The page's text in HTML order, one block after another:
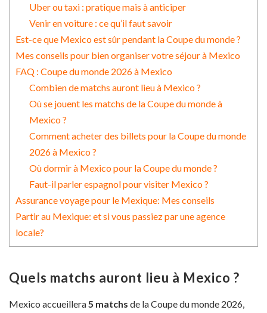
Uber ou taxi : pratique mais à anticiper
Venir en voiture : ce qu’il faut savoir
Est-ce que Mexico est sûr pendant la Coupe du monde ?
Mes conseils pour bien organiser votre séjour à Mexico
FAQ : Coupe du monde 2026 à Mexico
Combien de matchs auront lieu à Mexico ?
Où se jouent les matchs de la Coupe du monde à
Mexico ?
Comment acheter des billets pour la Coupe du monde
2026 à Mexico ?
Où dormir à Mexico pour la Coupe du monde ?
Faut-il parler espagnol pour visiter Mexico ?
Assurance voyage pour le Mexique: Mes conseils
Partir au Mexique: et si vous passiez par une agence
locale?
Quels matchs auront lieu à Mexico ?
Mexico accueillera 5 matchs de la Coupe du monde 2026,